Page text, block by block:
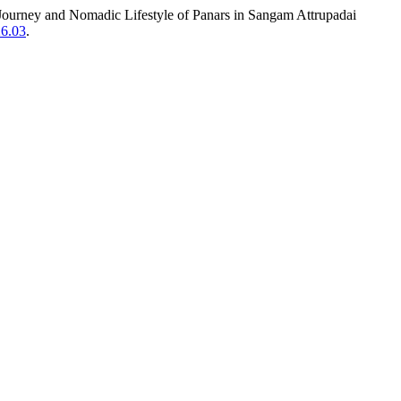
Nomadic Lifestyle of Panars in Sangam Attrupadai
.